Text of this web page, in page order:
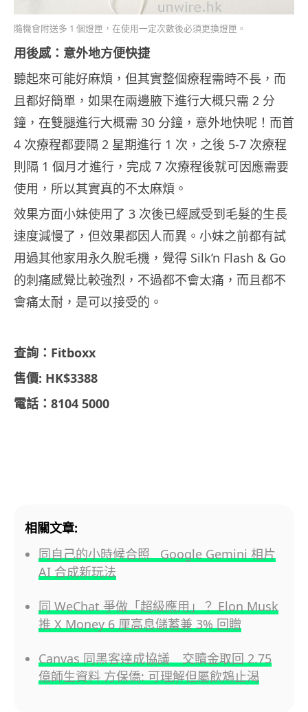
隨機會附送多 1 個燈匣，在使用一定次數後必須更換燈匣。
用後感：意外地方便快捷
聽起來可能好麻煩，但其實整個療程需時不長，而
且都好簡單，如果在兩邊腋下進行大概只需 2 分
鐘，在雙腿進行大概需 30 分鐘，意外地快呢！而首
4 次療程都要隔 2 星期進行 1 次，之後 5-7 次療程
則隔 1 個月才進行，完成 7 次療程後就可因應需要
使用，所以其實真的不太麻煩。
效果方面小妹使用了 3 次後已經感受到毛髮的生長
速度減慢了，但效果都因人而異。小妹之前都有試
用過其他家用永久脫毛機，覺得 Silk’n Flash & Go
的刺痛感覺比較強烈，不過都不會太痛，而且都不
會痛太耐，是可以接受的。
查詢：Fitboxx
售價: HK$3388
電話：8104 5000
相關文章:
同自己的小時候合照 Google Gemini 相片
AI 合成新玩法
同 WeChat 爭做「超級應用」？ Elon Musk
推 X Money 6 厘高息儲蓄兼 3% 回贈
Canvas 同黑客達成協議 交贖金取回 2.75
億師生資料 方保僑: 可理解但屬飲鴆止渴